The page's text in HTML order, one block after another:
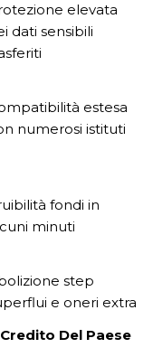
elevata
dati sensibili
estesa
numerosi istituti
fondi in
minuti
step
e oneri extra
Del Paese